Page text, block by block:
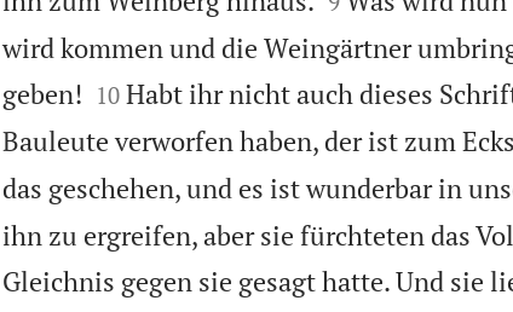
wird kommen und die Weingärtner
geben!
10 Habt ihr nicht auch dieses
Bauleute verworfen haben, der ist zum
das geschehen, und es ist wunderbar in
ihn zu ergreifen, aber sie fürchteten das
Gleichnis gegen sie gesagt hatte. Und sie